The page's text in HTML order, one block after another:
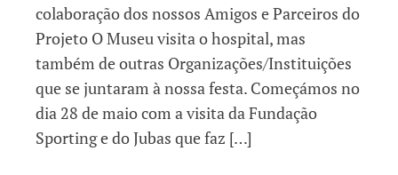
colaboração dos nossos Amigos e Parceiros do
Projeto O Museu visita o hospital, mas
também de outras Organizações/Instituições
que se juntaram à nossa festa. Começámos no
dia 28 de maio com a visita da Fundação
Sporting e do Jubas que faz […]